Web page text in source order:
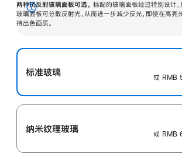
两种抗反射玻璃面板可选。 标配的玻璃面板经过特别设计
玻璃面板可分散反射光，从而进一步减少反光，即使在高亮
持出色画质。
展
开
标准玻璃
或 RMB
纳米纹理玻璃
或 RMB